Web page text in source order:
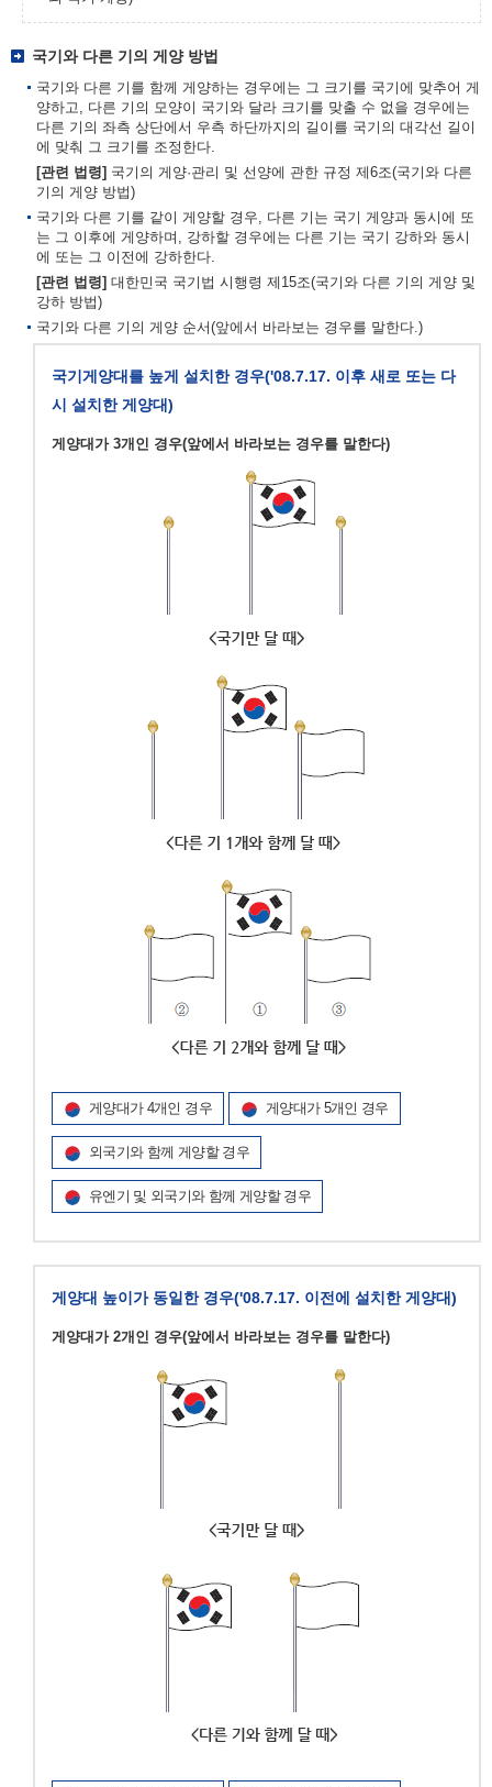
국기와 다른 기의 게양 방법
국기와 다른 기를 함께 게양하는 경우에는 그 크기를 국기에 맞추어 게
양하고, 다른 기의 모양이 국기와 달라 크기를 맞출 수 없을 경우에는
다른 기의 좌측 상단에서 우측 하단까지의 길이를 국기의 대각선 길이
에 맞춰 그 크기를 조정한다.
[관련 법령] 국기의 게양·관리 및 선양에 관한 규정 제6조(국기와 다른
기의 게양 방법)
국기와 다른 기를 같이 게양할 경우, 다른 기는 국기 게양과 동시에 또
는 그 이후에 게양하며, 강하할 경우에는 다른 기는 국기 강하와 동시
에 또는 그 이전에 강하한다.
[관련 법령] 대한민국 국기법 시행령 제15조(국기와 다른 기의 게양 및
강하 방법)
국기와 다른 기의 게양 순서(앞에서 바라보는 경우를 말한다.)
국기게양대를 높게 설치한 경우('08.7.17. 이후 새로 또는 다
시 설치한 게양대)
게양대가 3개인 경우(앞에서 바라보는 경우를 말한다)
게양대가 4개인 경우 게양대가 5개인 경우
외국기와 함께 게양할 경우
유엔기 및 외국기와 함께 게양할 경우
게양대 높이가 동일한 경우('08.7.17. 이전에 설치한 게양대)
게양대가 2개인 경우(앞에서 바라보는 경우를 말한다)